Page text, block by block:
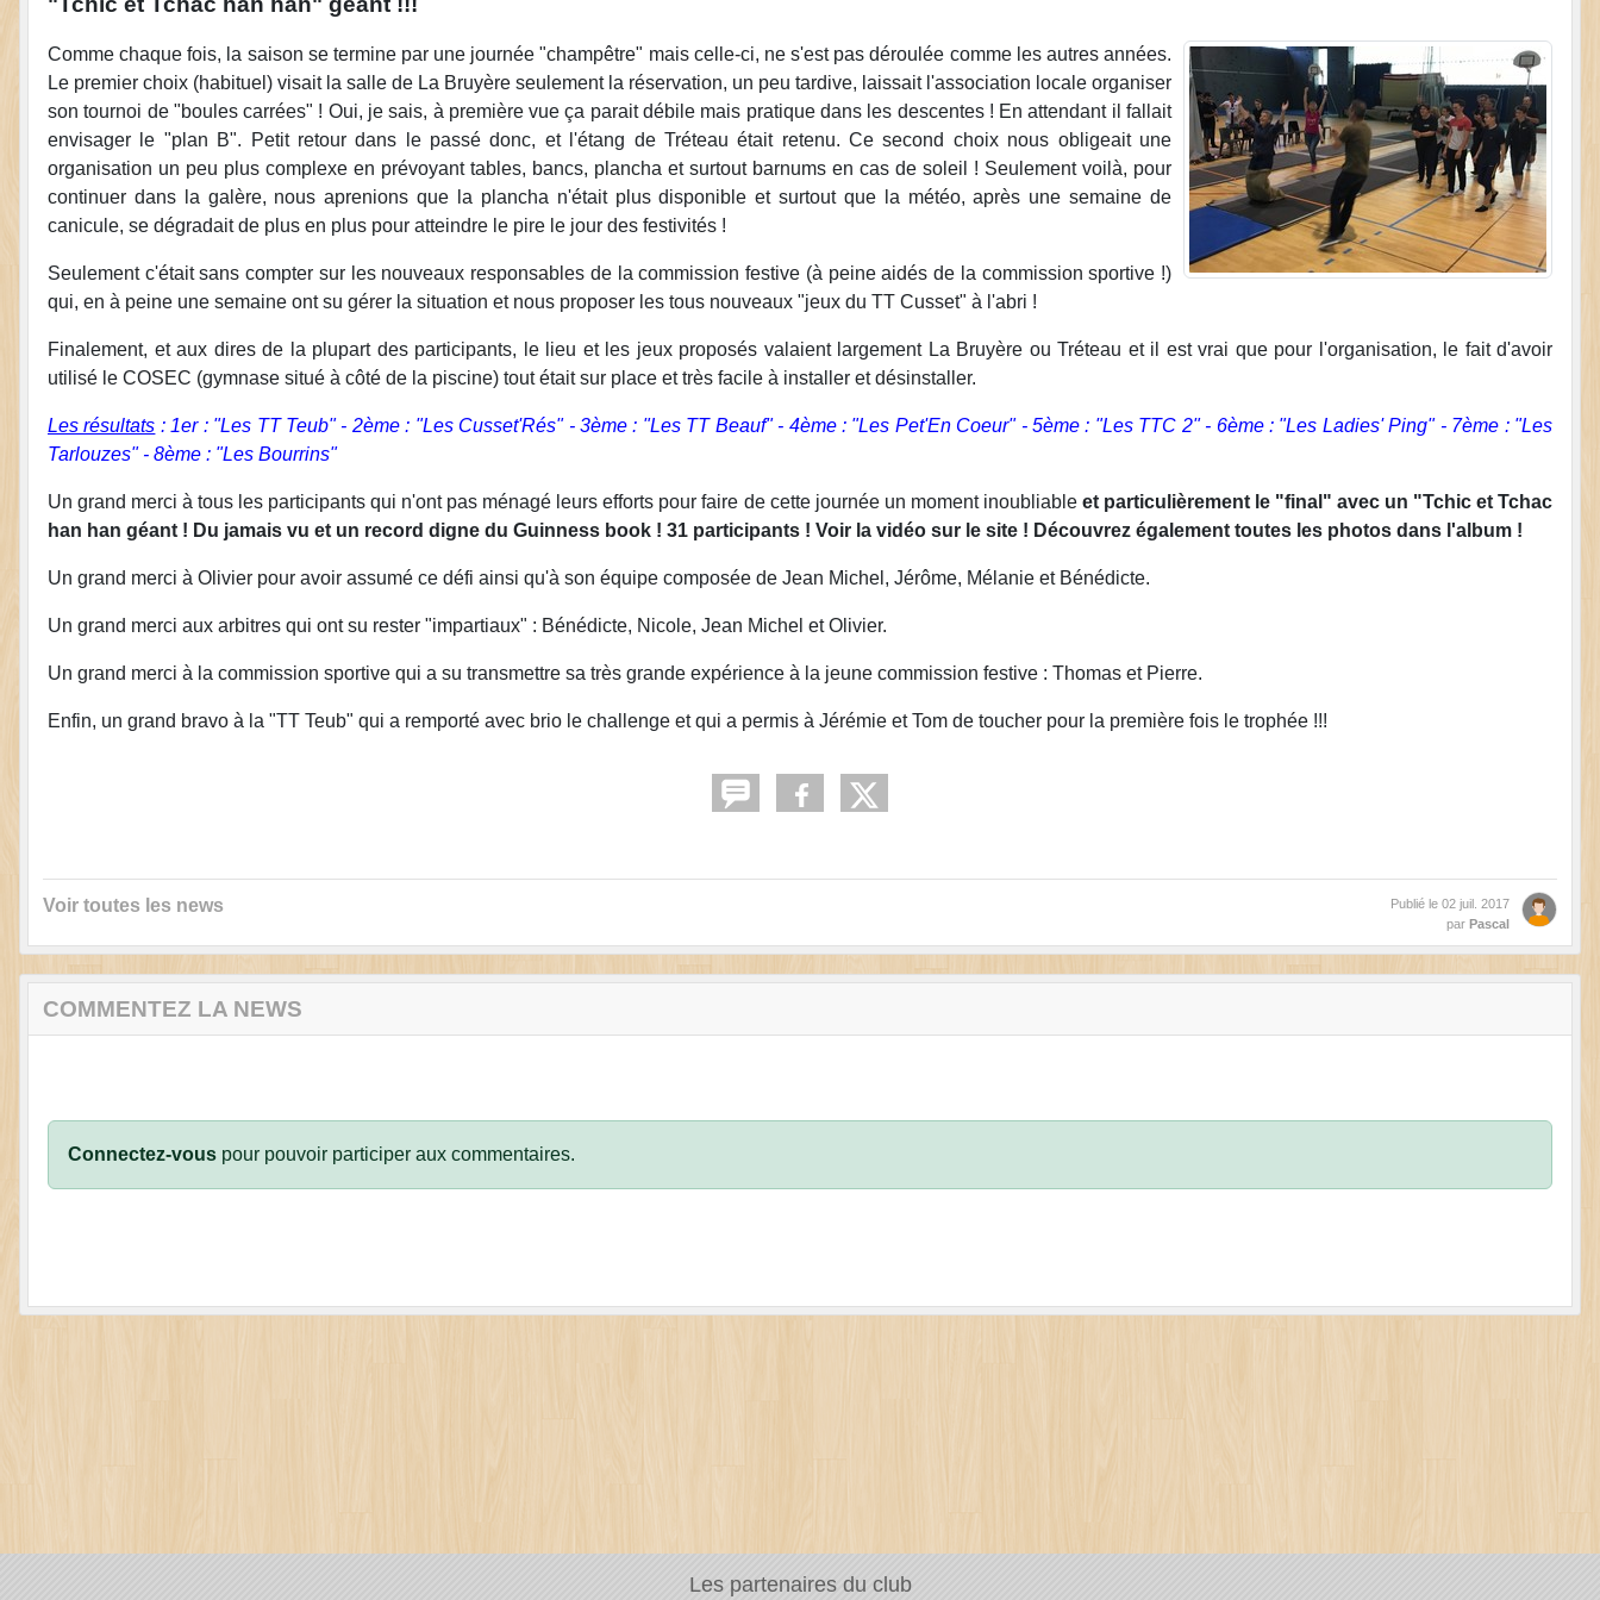
Comme chaque fois, la saison se termine par une journée "champêtre" mais celle-ci, ne s'est pas déroulée comme les autres années.
Le premier choix (habituel) visait la salle de La Bruyère seulement la réservation, un peu tardive, laissait l'association locale organiser
son tournoi de "boules carrées" ! Oui, je sais, à première vue ça parait débile mais pratique dans les descentes ! En attendant il fallait
envisager le "plan B". Petit retour dans le passé donc, et l'étang de Tréteau était retenu. Ce second choix nous obligeait une
organisation un peu plus complexe en prévoyant tables, bancs, plancha et surtout barnums en cas de soleil ! Seulement voilà, pour
continuer dans la galère, nous aprenions que la plancha n'était plus disponible et surtout que la météo, après une semaine de
canicule, se dégradait de plus en plus pour atteindre le pire le jour des festivités !
Seulement c'était sans compter sur les nouveaux responsables de la commission festive (à peine aidés de la commission sportive !)
qui, en à peine une semaine ont su gérer la situation et nous proposer les tous nouveaux "jeux du TT Cusset" à l'abri !
Finalement, et aux dires de la plupart des participants, le lieu et les jeux proposés valaient largement La Bruyère ou Tréteau et il est vrai que pour l'organisation, le fait d'avoir
utilisé le COSEC (gymnase situé à côté de la piscine) tout était sur place et très facile à installer et désinstaller.
Les résultats : 1er : "Les TT Teub" - 2ème : "Les Cusset'Rés" - 3ème : "Les TT Beauf" - 4ème : "Les Pet'En Coeur" - 5ème : "Les TTC 2" - 6ème : "Les Ladies' Ping" - 7ème : "Les
Tarlouzes" - 8ème : "Les Bourrins"
Un grand merci à tous les participants qui n'ont pas ménagé leurs efforts pour faire de cette journée un moment inoubliable et particulièrement le "final" avec un "Tchic et Tchac
han han géant ! Du jamais vu et un record digne du Guinness book ! 31 participants ! Voir la vidéo sur le site ! Découvrez également toutes les photos dans l'album !
Un grand merci à Olivier pour avoir assumé ce défi ainsi qu'à son équipe composée de Jean Michel, Jérôme, Mélanie et Bénédicte.
Un grand merci aux arbitres qui ont su rester "impartiaux" : Bénédicte, Nicole, Jean Michel et Olivier.
Un grand merci à la commission sportive qui a su transmettre sa très grande expérience à la jeune commission festive : Thomas et Pierre.
Enfin, un grand bravo à la "TT Teub" qui a remporté avec brio le challenge et qui a permis à Jérémie et Tom de toucher pour la première fois le trophée !!!
Voir toutes les news Publié le 02 juil. 2017
par Pascal
COMMENTEZ LA NEWS
Connectez-vous pour pouvoir participer aux commentaires.
Les partenaires du club